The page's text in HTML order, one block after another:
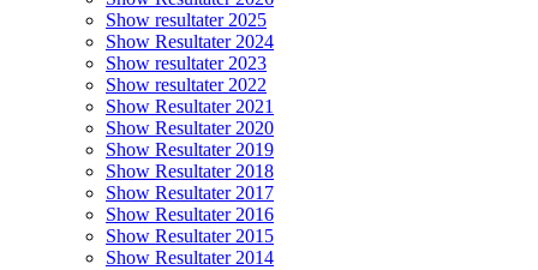
Show resultater 2025
Show Resultater 2024
Show resultater 2023
Show resultater 2022
Show Resultater 2021
Show Resultater 2020
Show Resultater 2019
Show Resultater 2018
Show Resultater 2017
Show Resultater 2016
Show Resultater 2015
Show Resultater 2014